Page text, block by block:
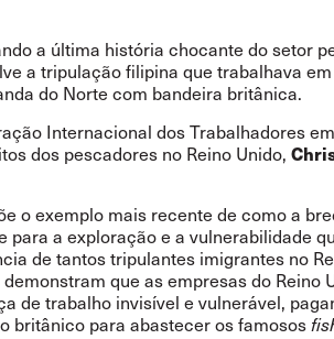
a última história chocante do setor
a tripulação filipina que trabalhava
do Norte com bandeira britânica.
Internacional dos Trabalhadores em
dos pescadores no Reino Unido,
o exemplo mais recente de como a
para a exploração e a vulnerabilidade
de tantos tripulantes imigrantes no
que as empresas do Reino
de trabalho invisível e vulnerável,
britânico para abastecer os famosos